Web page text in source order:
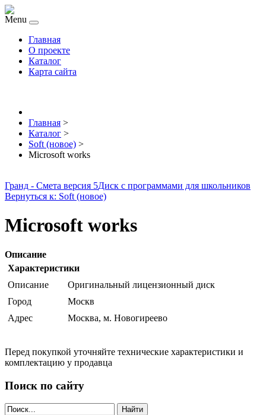
Menu
Главная
О проекте
Каталог
Карта сайта
Главная >
Каталог >
Soft (новое) >
Microsoft works
Гранд - Смета версия 5Диск с программами для школьников
Вернуться к: Soft (новое)
Microsoft works
Описание
Характеристики
Описание
Оригинальный лицензионный диск
Город
Москв
Адрес
Москва, м. Новогиреево
Перед покупкой уточняйте технические характеристики и
комплектацию у продавца
Поиск по сайту
Найти